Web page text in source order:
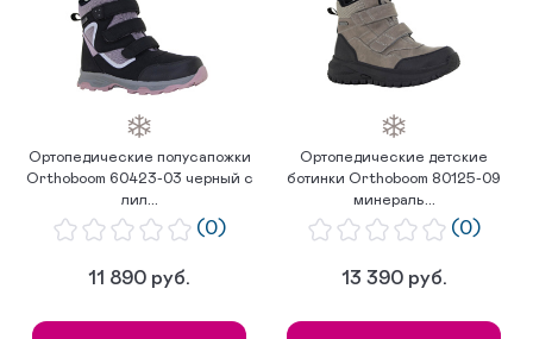
Ортопедические полусапожки
Orthoboom 60423-03 черный с
лил...
(0)
11 890 руб.
Ортопедические детские
ботинки Orthoboom 80125-09
минераль...
(0)
13 390 руб.